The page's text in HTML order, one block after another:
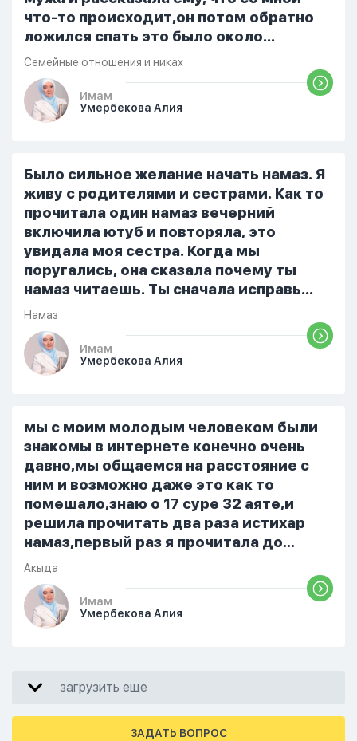
что-то происходит,он потом обратно
ложился спать это было около
одиннадцати вечера. Но я снова
разбудила его, сказав, что мне плохо.
Он ответил: «Я живу с больными». Мне
стало очень обидно, и я решила
проснулся и спросил, что случилось. И
я рассказала о своих проблемах. Затем
я сказала ему:...
Семейные отношения и никах
Имам
Умербекова Алия
Было сильное желание начать намаз. Я
живу с родителями и сестрами. Как то
прочитала один намаз вечерний
включила ютуб и повторяла, это
увидала моя сестра. Когда мы
поругались, она сказала почему ты
намаз читаешь. Ты сначала исправь
себя. После этого я не вставала на
намаз и не видела жайнамаз. Я просто
уже так не могу читать, смотреть . Дуа
я делаю скрытно если делаю дома. Я
От родных же людей.
Намаз
Имам
Умербекова Алия
мы с моим молодым человеком были
знакомы в интернете конечно очень
давно,мы общаемся на расстояние с
ним и возможно даже это как то
помешало,знаю о 17 суре 32 аяте,и
решила прочитать два раза истихар
намаз,первый раз я прочитала до
«Аср» намаза и сначала было
тревожно,позже стало спокойно и в
голову начали лезть только хорошие
мысли,во второй раз когда я решила в
ошибиться и то что намаз не
примется,совершила истихар во время
Акыда
Имам
Умербекова Алия
загрузить еще
ЗАДАТЬ ВОПРОС